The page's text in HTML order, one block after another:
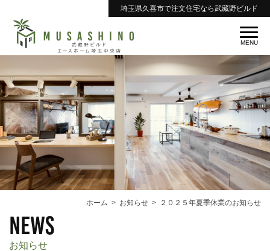
埼玉県久喜市で注文住宅なら武藏野ビルド
ホーム お知らせ ２０２５年夏季休業のお知らせ
news
お知らせ